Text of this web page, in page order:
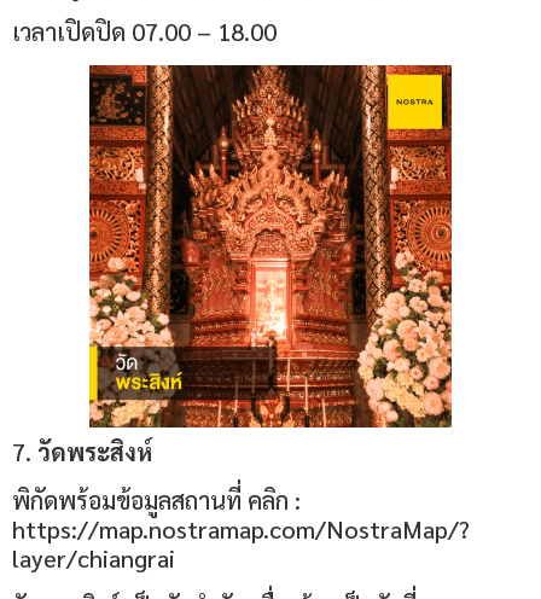
เวลาเปิดปิด 07.00 – 18.00
7. วัดพระสิงห์
พิกัดพร้อมข้อมูลสถานที่ คลิก :
https://map.nostramap.com/NostraMap/?
layer/chiangrai